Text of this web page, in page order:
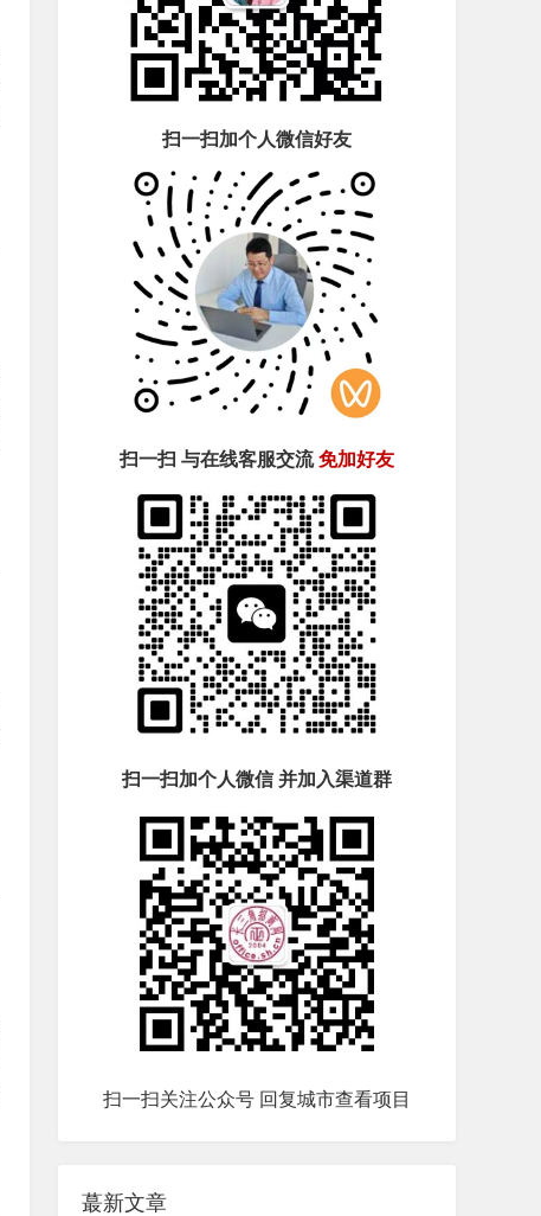
扫一扫加个人微信好友
扫一扫 与在线客服交流免加好友
扫一扫加个人微信 并加入渠道群
扫一扫关注公众号 回复城市查看项目
蕞新文章